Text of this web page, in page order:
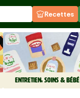
Recettes
ENTRETIEN, SOINS & BÉBÉ